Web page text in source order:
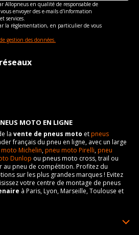
Allopneus en qualité de responsable de
envoyer des e-mails d'information
services.
la règlementation, en particulier de vous
gestion des données.
MOTO EN LIGNE
la vente de pneus moto etpneus
français du pneu en ligne, avec un large
Michelin,pneu moto Pirelli,pneu
Dunlop ou pneus moto cross, trail ou
au pneu de compétition. Profitez du
sur les plus grandes marques ! Evitez
votre centre de montage de pneus
à Paris, Lyon, Marseille, Toulouse et